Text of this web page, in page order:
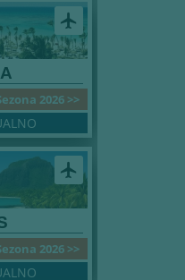
airplanemode_active
2026 >>
airplanemode_active
2026 >>